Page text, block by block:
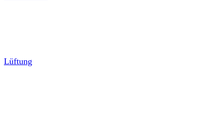
Lüftung